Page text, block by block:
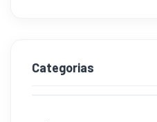
Categorias